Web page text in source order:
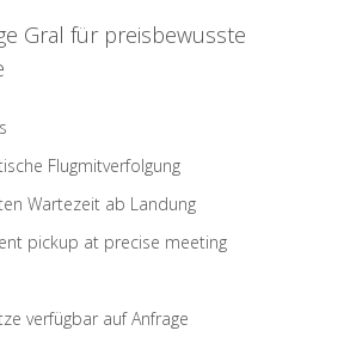
Gral für preisbewusste
Flugmitverfolgung
Wartezeit ab Landung
pickup at precise meeting
verfügbar auf Anfrage